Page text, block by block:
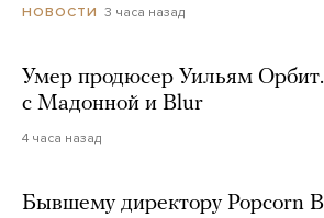
НОВОСТИ 3 часа назад
Умер продюсер Уильям
с Мадонной и Blur
4 часа назад
Бывшему директору Popcorn